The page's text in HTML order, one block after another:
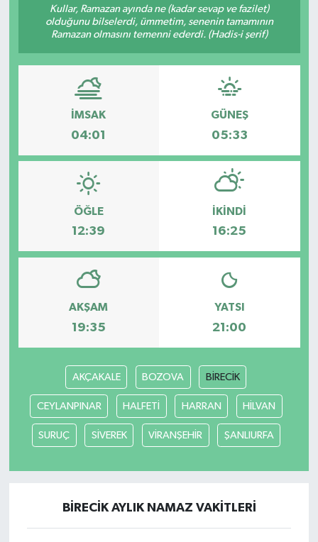
Kullar, Ramazan ayında ne (kadar sevap ve fazilet)
olduğunu bilselerdi, ümmetim, senenin tamamının
Ramazan olmasını temenni ederdi. (Hadis-i şerif)
İMSAK
04:01
GÜNEŞ
05:33
ÖĞLE
12:39
İKINDI
16:25
AKŞAM
19:35
YATSI
21:00
AKÇAKALE BOZOVA BİRECİK
CEYLANPINAR HALFETİ HARRAN HİLVAN
SURUÇ SİVEREK VİRANŞEHİR ŞANLIURFA
BİRECİK AYLIK NAMAZ VAKITLERI